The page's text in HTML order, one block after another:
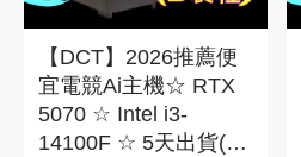
【DCT】2026推薦便
宜電競Ai主機☆ RTX
5070 ☆ Intel i3-
14100F ☆ 5天出貨(B